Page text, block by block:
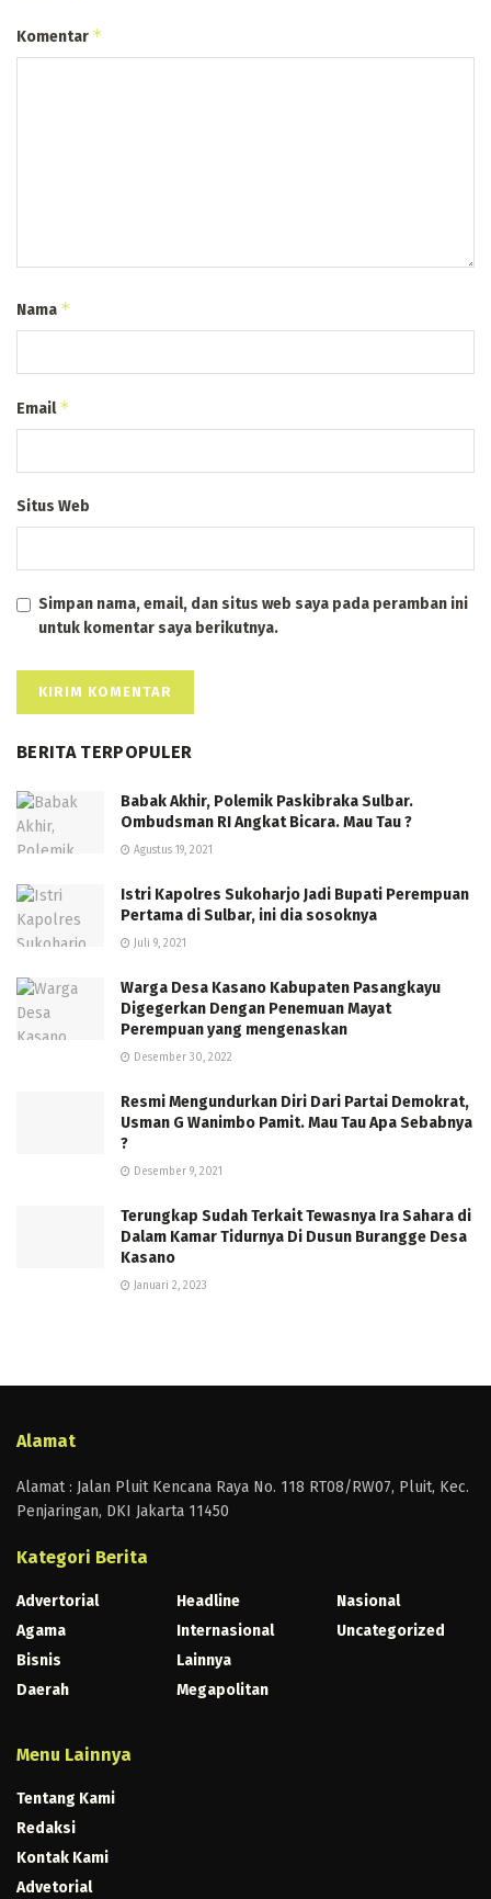
Komentar *
Nama *
Email*
Situs Web
Simpan nama, email, dan situs web saya pada peramban ini
untuk komentar saya berikutnya.
BERITA TERPOPULER
Babak Akhir, Polemik Paskibraka Sulbar.
Ombudsman RI Angkat Bicara. Mau Tau ?
Agustus 19, 2021
Istri Kapolres Sukoharjo Jadi Bupati Perempuan
Pertama di Sulbar, ini dia sosoknya
Juli 9, 2021
Warga Desa Kasano Kabupaten Pasangkayu
Digegerkan Dengan Penemuan Mayat
Perempuan yang mengenaskan
Desember 30, 2022
Resmi Mengundurkan Diri Dari Partai Demokrat,
Usman G Wanimbo Pamit. Mau Tau Apa Sebabnya
?
Desember 9, 2021
Terungkap Sudah Terkait Tewasnya Ira Sahara di
Dalam Kamar Tidurnya Di Dusun Burangge Desa
Kasano
Januari 2, 2023
Alamat
Alamat : Jalan Pluit Kencana Raya No. 118 RT08/RW07, Pluit, Kec.
Penjaringan, DKI Jakarta 11450
Kategori Berita
Advertorial
Agama
Bisnis
Daerah
Headline
Internasional
Lainnya
Megapolitan
Nasional
Uncategorized
Menu Lainnya
Tentang Kami
Redaksi
Kontak Kami
Advetorial